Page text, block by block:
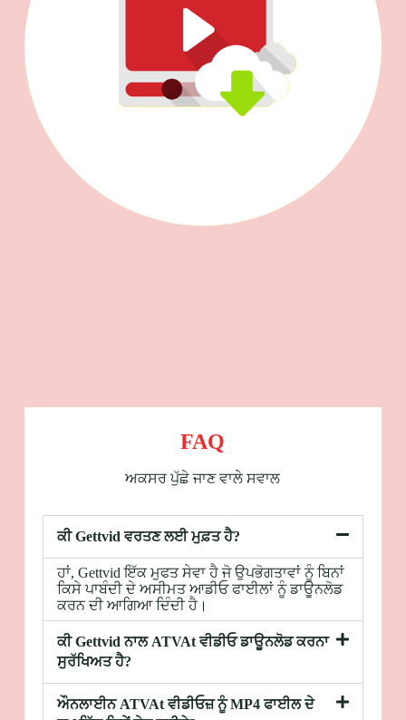
FAQ
ਅਕਸਰ ਪੁੱਛੇ ਜਾਣ ਵਾਲੇ ਸਵਾਲ
ਕੀ Gettvid ਵਰਤਣ ਲਈ ਮੁਫ਼ਤ ਹੈ?
ਹਾਂ, Gettvid ਇੱਕ ਮੁਫਤ ਸੇਵਾ ਹੈ ਜੋ ਉਪਭੋਗਤਾਵਾਂ ਨੂੰ ਬਿਨਾਂ
ਕਿਸੇ ਪਾਬੰਦੀ ਦੇ ਅਸੀਮਤ ਆਡੀਓ ਫਾਈਲਾਂ ਨੂੰ ਡਾਊਨਲੋਡ
ਕਰਨ ਦੀ ਆਗਿਆ ਦਿੰਦੀ ਹੈ।
ਕੀ Gettvid ਨਾਲ ATVAt ਵੀਡੀਓ ਡਾਊਨਲੋਡ ਕਰਨਾ
ਸੁਰੱਖਿਅਤ ਹੈ?
ਔਨਲਾਈਨ ATVAt ਵੀਡੀਓਜ਼ ਨੂੰ MP4 ਫਾਈਲ ਦੇ